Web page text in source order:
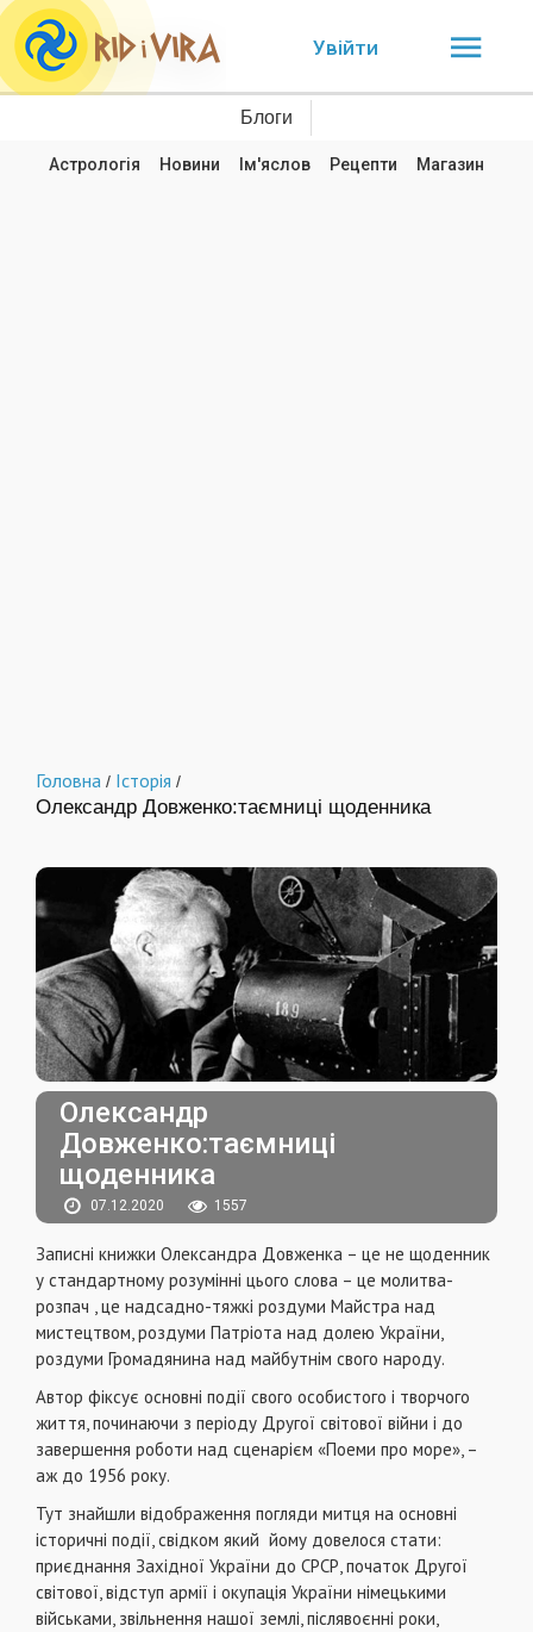
Увійти
Блоги
Астрологія Новини Ім'яслов Рецепти Магазин
Головна / Історія /
Олександр Довженко:таємниці щоденника
Олександр
Довженко:таємниці
щоденника
07.12.2020 1557
Записні книжки Олександра Довженка – це не щоденник
у стандартному розумінні цього слова – це молитва-
розпач , це надсадно-тяжкі роздуми Майстра над
мистецтвом, роздуми Патріота над долею України,
роздуми Громадянина над майбутнім свого народу.
Автор фіксує основні події свого особистого і творчого
життя, починаючи з періоду Другої світової війни і до
завершення роботи над сценарієм «Поеми про море», –
аж до 1956 року.
Тут знайшли відображення погляди митця на основні
історичні події, свідком який йому довелося стати:
приєднання Західної України до СРСР, початок Другої
світової, відступ армії і окупація України німецькими
військами, звільнення нашої землі, післявоєнні роки,